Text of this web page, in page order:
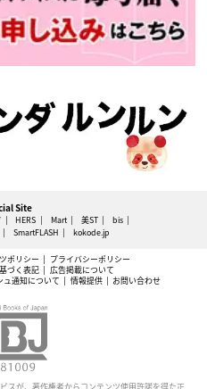
Site
HERS Mart 美ST
bis
SmartFLASH kokode.jp
ポリシー
プライバシーポリシー
づく表記
広告掲載について
ュ通知について 情報提供 お問い合わせ
スが、著作権者からコンテンツ使用許諾を得た正